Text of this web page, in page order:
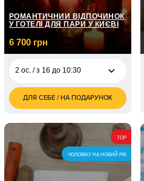
РОМАНТИЧНИЙ ВІДПОЧИНОК
У ГОТЕЛІ ДЛЯ ПАРИ У КИЄВІ
6 700 грн
2 ос. / з 16 до 10:30
6 700
грн
ДЛЯ СЕБЕ / НА ПОДАРУНОК
TOP
ЧОЛОВІКУ НА НОВИЙ РІК